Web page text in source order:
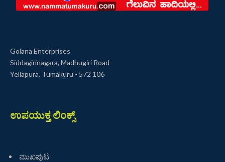
Golana Enterprises
Siddagirinagara, Madhugiri Road
Yellapura, Tumakuru - 572 106
ಉಪಯುಕ್ತ ಲಿಂಕ್ಸ್
ಮುಖಪುಟ